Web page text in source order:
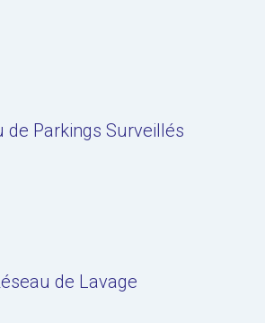
de Parkings Surveillés
de Lavage